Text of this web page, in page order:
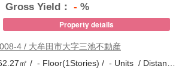
Gross Yield： - %
Property details
4 / 大牟田市大字三池不動産